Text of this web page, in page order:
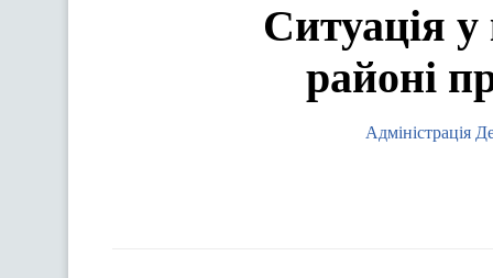
Ситуація у
районі
Адміністрація